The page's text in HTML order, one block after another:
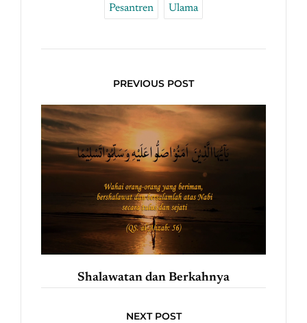
Pesantren Ulama
PREVIOUS POST
Shalawatan dan Berkahnya
NEXT POST